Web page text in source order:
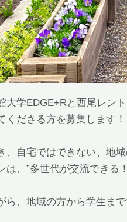
大学EDGE+Rと西尾レン
くださる方を募集します！
、自宅ではできない、地
は、”多世代が交流できる
ら、地域の方から学生ま